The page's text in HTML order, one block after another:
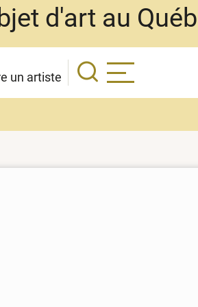
d'art au
un artiste